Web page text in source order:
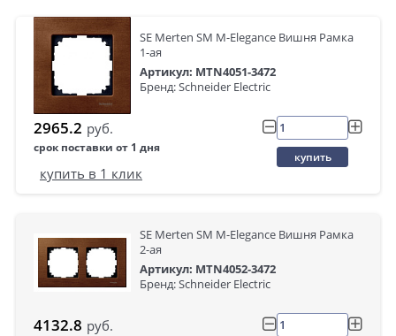
SE Merten SM M-Elegance Вишня Рамка
1-ая
Артикул: MTN4051-3472
Бренд: Schneider Electric
2965.2 руб.
срок поставки от 1 дня
купить
купить в 1 клик
SE Merten SM M-Elegance Вишня Рамка
2-ая
Артикул: MTN4052-3472
Бренд: Schneider Electric
4132.8 руб.